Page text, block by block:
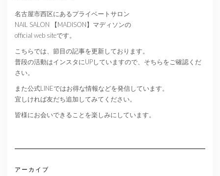
名古屋市西区にあるプライベートサロン
NAIL SALON 【MADISON】マディソンの
official web siteです。
こちらでは、節目の記事を更新しております。
普段の活動はインスタにUPしていますので、そちらをご確認くだ
さい。
また公式LINEではお得な情報などを発信しています。
宜しければ友だち追加してみてください。
皆様にお会いできることを楽しみにしています。
アーカイブ